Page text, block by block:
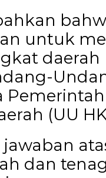
untuk
daerah
(UU
dan